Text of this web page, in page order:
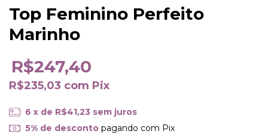
Top Feminino Perfeito
Marinho
R$247,40
R$235,03 com Pix
6 x de R$41,23 sem juros
5% de descontopagando com Pix